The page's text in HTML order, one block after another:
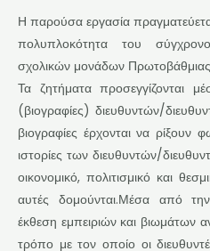
Η παρούσα εργασία
πολυπλοκότητα του
σχολικών μονάδων
Τα ζητήματα προσεγγίζονται
(βιογραφίες) διευθυντών/
βιογραφίες έρχονται να
ιστορίες των διευθυντών/
οικονομικό, πολιτισμικό και
αυτές δομούνται.Μέσα από
έκθεση εμπειριών και βιωμάτων
τρόπο με τον οποίο οι